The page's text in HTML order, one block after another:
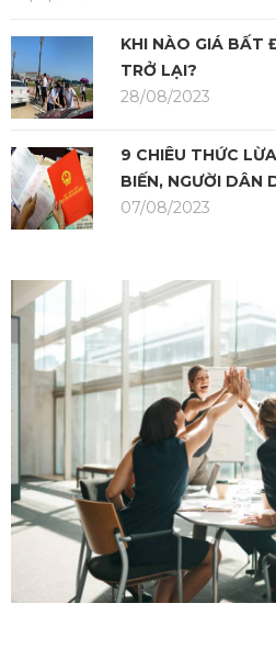
KHI NÀO GIÁ BẤT
TRỞ LẠI?
28/08/2023
9 CHIÊU THỨC
BIẾN, NGƯỜI DÂN
07/08/2023